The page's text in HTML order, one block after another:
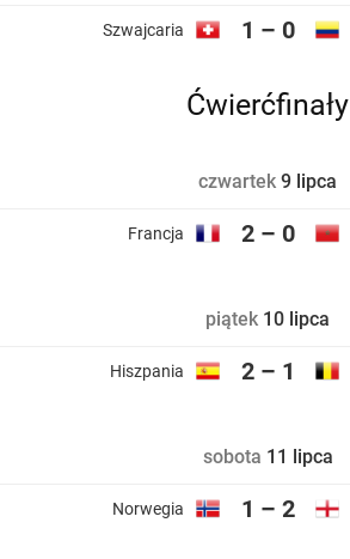
Szwajcaria 1 – 0
Ćwierćfinały
czwartek 9 lipca
Francja 2 – 0
piątek 10 lipca
Hiszpania 2 – 1
sobota 11 lipca
Norwegia 1 – 2